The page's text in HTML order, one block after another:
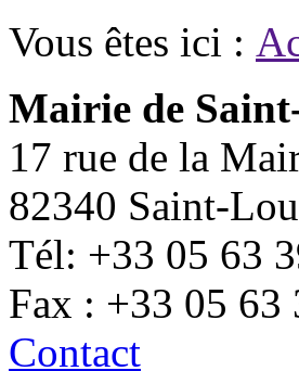
Vous êtes ici :
Mairie de
17 rue de la
82340 Saint-
Tél: +33 05 63
Fax : +33 05 63
Contact